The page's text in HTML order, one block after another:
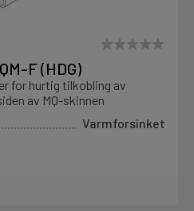
F (HDG)
for hurtig tilkobling av
av MQ-skinnen
Varmforsinket